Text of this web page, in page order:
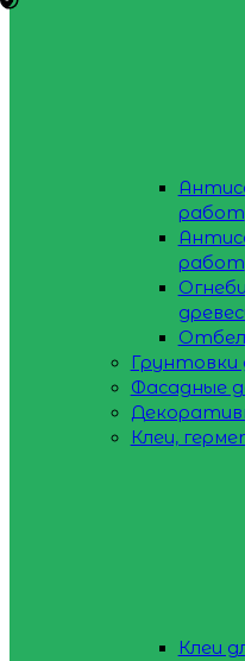
работ
работ
Грунтовки
Фасадные
Клеи,
Клеи